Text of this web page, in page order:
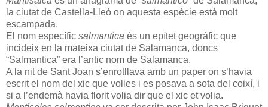
la ciutat de Castella-Lleó on aquesta espècie està molt
escampada.
El nom específic salmantica és un epítet geogràfic que
incideix en la mateixa ciutat de Salamanca, doncs
“Salmantica” era l’antic nom de Salamanca.
A la nit de Sant Joan s’enrotllava amb un paper on s’havia
escrit el nom del xic que volies i es posava a sota del coixí, i
si a l’endemà havia florit volia dir que el xic et volia.